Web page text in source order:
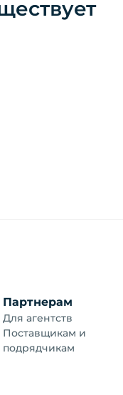
Партнерам
Для агентств
Поставщикам и
подрядчикам